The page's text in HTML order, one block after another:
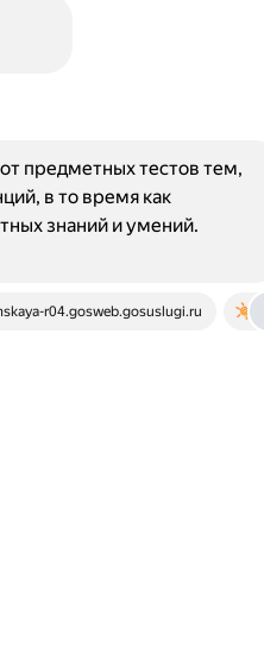
r04.gosweb.gosuslugi.ru
предметных тестов тем,
в то время как
знаний и умений.